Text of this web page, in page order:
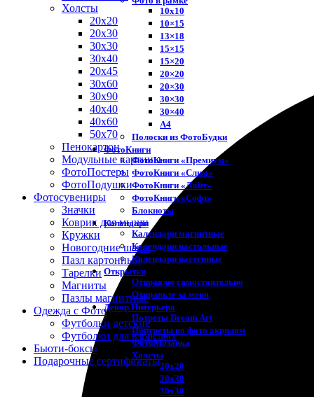
10х10
10×15
13×18
15×15
15×20
20×20
20×30
30×30
30×40
A4
Полоски из ФотоБудки
ФотоКниги
ФотоКниги «Премиум»
ФотоКниги «Слим»
ФотоКниги «Лайт»
ФотоКниги «Софт»
Блокноты
Календари
Календари магнитные
Календари настольные
Календари настенные
Открытки
Отправлю самостоятельно
Отправьте за меня
Декор Интерьера
Потреты Dream Art
Портреты по фото акрилом
ФотоМозаика
Холсты
20х20
20х30
30х30
Холсты
20х20
20х30
30х30
30х40
20х45
30х60
30х90
40х40
40х60
50х70
Пенокартон
Модульные картины
ФотоПостеры
ФотоПодушки
Фотоcувениры
Значки
Коврик для мыши
Кружки
Новогодние шары
Пазл картонный
Тарелки
Магниты
Пазлы магнитные
Одежда с Фото
Футболки детские
Футболки для взрослых
Бьюти-боксы
Подарочные сертификаты